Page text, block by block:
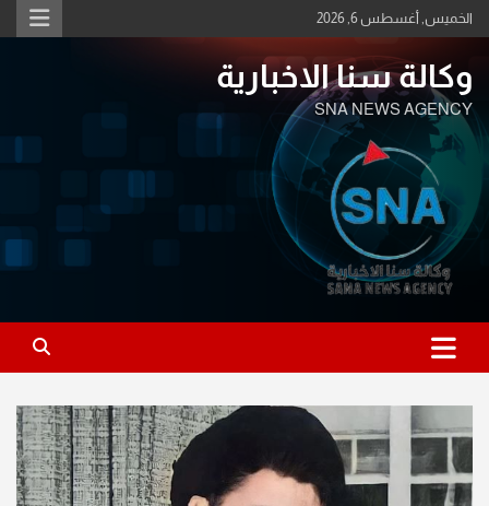
Skip
to
الخميس, أغسطس 6, 2026
وكالة سنا الاخبارية
SNA NEWS AGENCY